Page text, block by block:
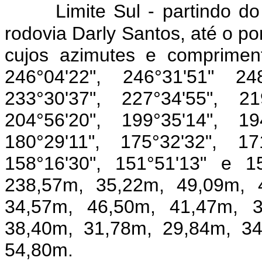
Limite Sul - partindo
rodovia Darly Santos, até o
cujos azimutes e
246°04'22", 246°31'51"
233°30'37", 227°34'55",
204°56'20", 199°35'14",
180°29'11", 175°32'32",
158°16'30", 151°51'13" e
238,57m, 35,22m, 49,09m,
34,57m, 46,50m, 41,47m,
38,40m, 31,78m, 29,84m,
54,80m.